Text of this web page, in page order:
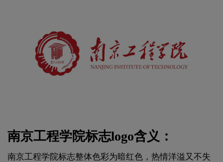
南京工程学院标志logo含义：
南京工程学院标志整体色彩为暗红色，热情洋溢又不失